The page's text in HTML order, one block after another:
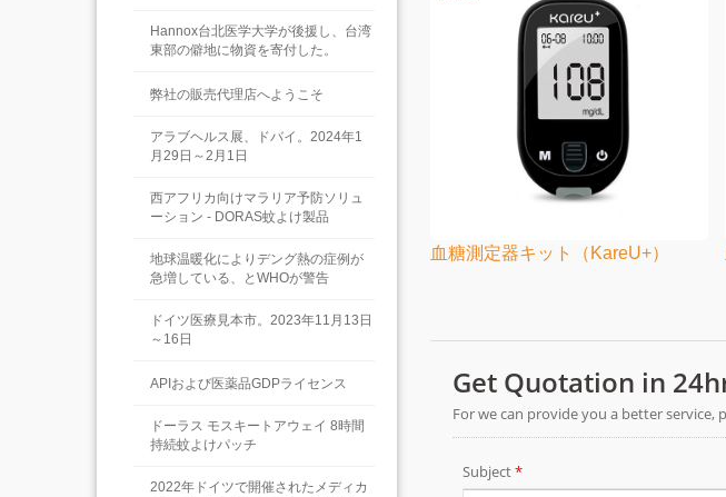
Hannox台北医学大学が後援し、台湾
東部の僻地に物資を寄付した。
弊社の販売代理店へようこそ
アラブヘルス展、ドバイ。2024年1
月29日～2月1日
西アフリカ向けマラリア予防ソリュ
ーション - DORAS蚊よけ製品
地球温暖化によりデング熱の症例が
急増している、とWHOが警告
ドイツ医療見本市。2023年11月13日
～16日
APIおよび医薬品GDPライセンス
ドーラス モスキートアウェイ 8時間
持続蚊よけパッチ
2022年ドイツで開催されたメディカ
血糖測定器キット（KareU+）